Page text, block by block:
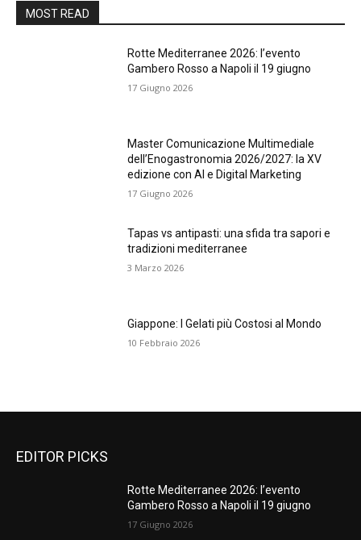
MOST READ
Rotte Mediterranee 2026: l’evento
Gambero Rosso a Napoli il 19 giugno
17 Giugno 2026
Master Comunicazione Multimediale
dell’Enogastronomia 2026/2027: la XV
edizione con AI e Digital Marketing
17 Giugno 2026
Tapas vs antipasti: una sfida tra sapori e
tradizioni mediterranee
3 Marzo 2026
Giappone: I Gelati più Costosi al Mondo
10 Febbraio 2026
EDITOR PICKS
Rotte Mediterranee 2026: l’evento
Gambero Rosso a Napoli il 19 giugno
17 Giugno 2026